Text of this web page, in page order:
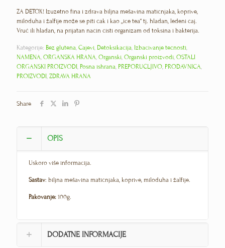
ZA DETOX! Izuzetno fina i zdrava biljna mešavina matičnjaka, koprive,
miloduha i žalfije može se piti čak i kao „ice tea“ tj. hladan, ledeni čaj.
Vruć ili hladan, na prijatan način čisti organizam od toksina i bakterija.
Kategorije: Bez glutena, Čajevi, Detoksikacija, Izbacivanje tečnosti,
NAMENA, ORGANSKA HRANA, Organski, Organski proizvodi, OSTALI
ORGANSKI PROIZVODI, Posna ishrana, PREPORUČLJIVO, PRODAVNICA,
PROIZVODI, ZDRAVA HRANA
Share
OPIS
Uskoro više informacija.
Sastav: biljna mešavina matičnjaka, koprive, miloduha i žalfije.
Pakovanje:100g.
DODATNE INFORMACIJE